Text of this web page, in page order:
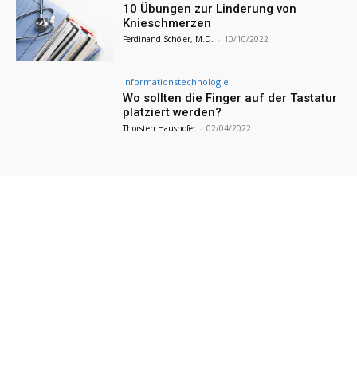
10 Übungen zur Linderung von
Knieschmerzen
Ferdinand Schöler, M.D. - 10/10/2022
Informationstechnologie
Wo sollten die Finger auf der Tastatur
platziert werden?
Thorsten Haushofer - 02/04/2022